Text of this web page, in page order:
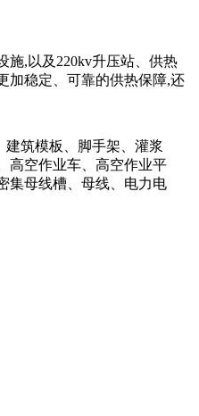
施,以及220kv升压站、供热
加稳定、可靠的供热保障,还
筑模板、脚手架、灌浆
高空作业车、高空作业平
集母线槽、母线、电力电